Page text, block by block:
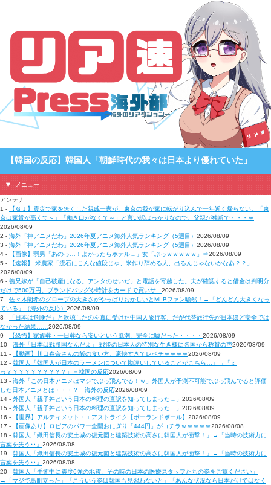
【韓国の反応】韓国人「朝鮮時代の我々は日本より優れていた」
メニュー
アンテナ
1 -
【ＧＪ】震災で家を無くした親戚一家が、東京の我が家に転がり込んで一年近く帰らない。「東
京は家賃が高くて～」「働き口がなくて～」と言い訳ばっかりなので、父親が独断で・・・ｗ
2026/08/09
2 - 海外「神アニメだわ」2026年夏アニメ海外人気ランキング（5週目） 2026/08/09
3 - 海外「神アニメだわ」2026年夏アニメ海外人気ランキング（5週目） 2026/08/09
4 -
【画像】弱男「あのっ…！よかったらホテル…」女「ぷっｗｗｗｗｗ」⇒2026/08/09
5 -
【速報】 米農家「流石にこんな値段じゃ、米作り辞める人、出るんじゃないかなあ？？」
2026/08/09
6 - 義兄嫁が「自己破産になる。アンタのせいだ」と電話を寄越した。夫が確認すると借金は判明分
だけで500万円。ブランドバッグや時計をカードで買いサ...2026/08/09
7 - 佐々木朗希のグローブの大きさがやっぱりおかしいとMLBファン騒然！←「どんどん大きくなっ
ている」（海外の反応） 2026/08/09
8 -
「日本は危険だ」と吹聴したのを真に受けた中国人旅行客、だが代替旅行先が日本ほど安全では
なかった結果……2026/08/09
9 -
【恐怖】家族葬・一日葬なら安いという風潮、完全に嘘だった・・・・ 2026/08/09
10 - 海外「日本は戦勝国なんだよ」 戦後の日本人の特別な生き様に各国から称賛の声2026/08/09
11 -
【動画】川口春奈さんの飯の食い方、豪快すぎてレベチｗｗｗｗ2026/08/09
12 - 韓国人「韓国人が日本のラーメンについて勘違いしていることがこちら…」→「え
っ？？？？？？？？？？」＝韓国の反応2026/08/09
13 - 海外「この日本アニメはマジでぶっ飛んでる！ｗ」外国人が予測不可能でぶっ飛んでると評価
した日本アニメとは・・・？ 海外の反応2026/08/09
14 - 外国人「親子丼という日本の料理の直訳を知ってしまった…」 2026/08/09
15 - 外国人「親子丼という日本の料理の直訳を知ってしまった…」 2026/08/09
16 -
【世界】アルティメット・エアストライク【ポーランドボール】 2026/08/09
17 -
【画像あり】ロピアのパワー全開おにぎり「444円」がコチラｗｗｗｗｗ2026/08/08
18 - 韓国人「織田信長の安土城の復元図と建築技術の高さに韓国人が衝撃！」→「当時の技術力に
言葉を失う‥」 2026/08/08
19 - 韓国人「織田信長の安土城の復元図と建築技術の高さに韓国人が衝撃！」→「当時の技術力に
言葉を失う‥」 2026/08/08
20 - 韓国人「手術中に震度6強の地震、その時の日本の医療スタッフたちの姿をご覧ください」
→「マジで鳥肌立った」「こういう姿は韓国も見習わないと」「あんな状況なら日本だけではなく